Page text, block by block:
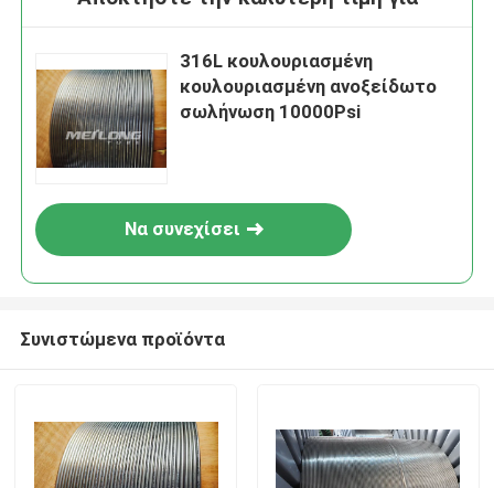
316L κουλουριασμένη
κουλουριασμένη ανοξείδωτο
σωλήνωση 10000Psi
Να συνεχίσει
Συνιστώμενα προϊόντα